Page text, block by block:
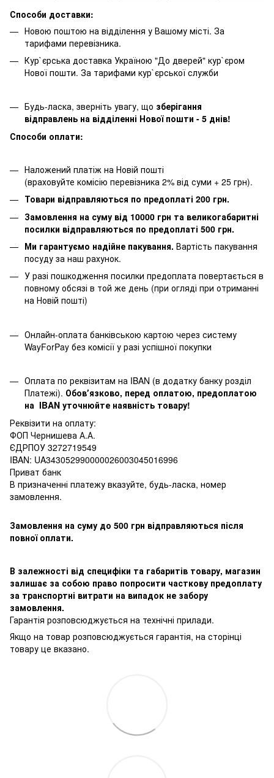
Способи доставки:
Новою поштою на відділення у Вашому місті. За
тарифами перевізника.
Кур`єрська доставка Україною "До дверей" кур`єром
Нової пошти. За тарифами кур`єрської служби
Будь-ласка, зверніть увагу, що зберігання
відправлень на відділенні Нової пошти - 5 днів!
Способи оплати:
Наложений платіж на Новій пошті
(враховуйте комісію перевізника 2% від суми + 25 грн).
Товари відправляються по предоплаті 200 грн.
Замовлення на суму від 10000 грн та великогабаритні
посилки відправляються по предоплаті 500 грн.
Ми гарантуємо надійне пакування. Вартість пакування
посуду за наш рахунок.
У разі пошкодження посилки предоплата повертається в
повному обсязі в той же день (при огляді при отриманні
на Новій пошті)
Онлайн-оплата банківською картою через систему
WayForPay без комісії у разі успішної покупки
Оплата по реквізитам на IBAN (в додатку банку розділ
Платежі). Обовʼязково, перед оплатою, предоплатою
на IBAN уточнюйте наявність товару!
Реквізити на оплату:
ФОП Чернишева А.А.
ЄДРПОУ 3272719549
IBAN: UA343052990000026003045016996
Приват банк
В призначенні платежу вказуйте, будь-ласка, номер
замовлення.
Замовлення на суму до 500 грн відправляються після
повної оплати.
В залежності від специфіки та габаритів товару, магазин
залишає за собою право попросити часткову предоплату
за транспортні витрати на випадок не забору
замовлення.
Гарантія розповсюджується на технічні прилади.
Якщо на товар розповсюджується гарантія, на сторінці
товару це вказано.